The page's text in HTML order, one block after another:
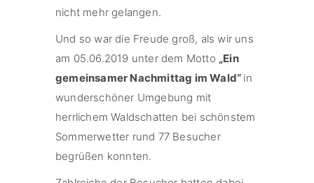
nicht mehr gelangen.
Und so war die Freude groß, als wir uns
am 05.06.2019 unter dem Motto „Ein
gemeinsamer Nachmittag im Wald“ in
wunderschöner Umgebung mit
herrlichem Waldschatten bei schönstem
Sommerwetter rund 77 Besucher
begrüßen konnten.